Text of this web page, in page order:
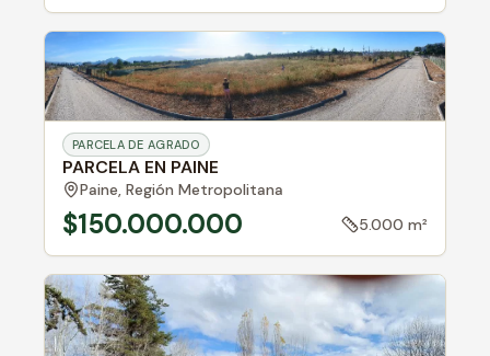
PARCELA DE AGRADO
PARCELA EN PAINE
Paine, Región Metropolitana
$150.000.000 5.000 m²